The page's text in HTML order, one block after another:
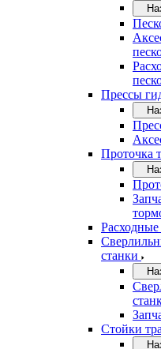
Прессы
Проточка
станки
Стойки